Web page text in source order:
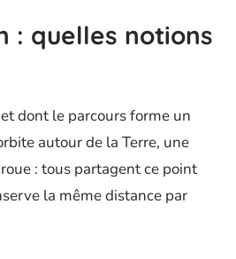
: quelles notions
dont le parcours forme un
autour de la Terre, une
: tous partagent ce point
la même distance par